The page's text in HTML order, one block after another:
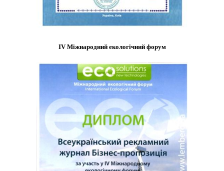
IV Міжнародний екологічний форум